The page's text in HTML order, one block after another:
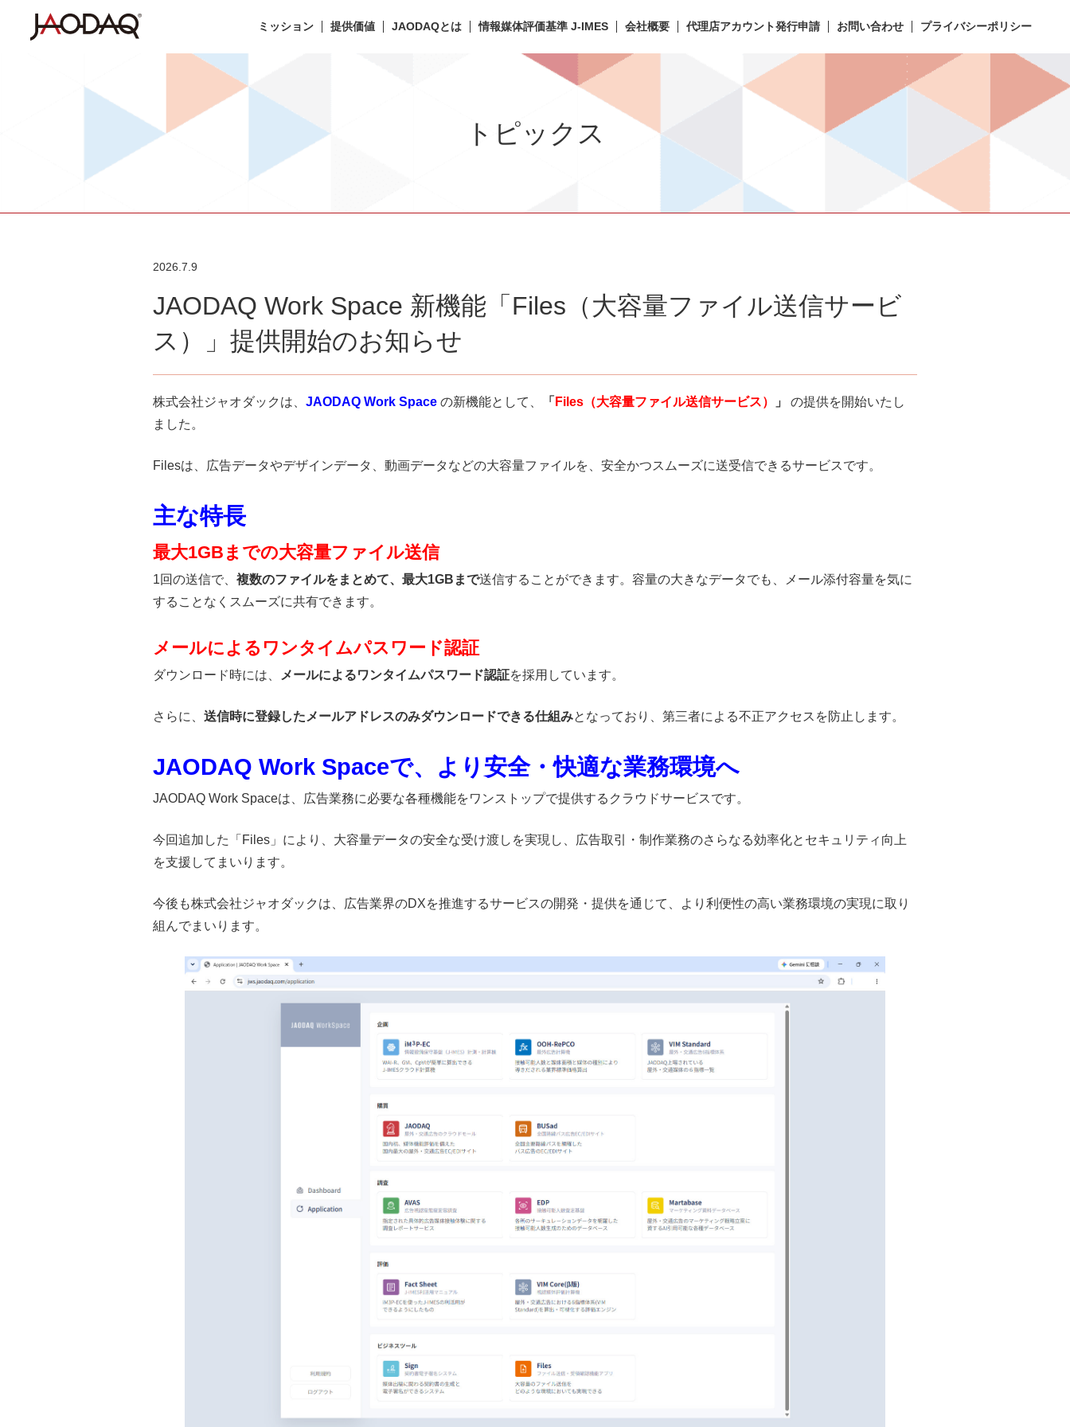
ミッション 提供価値 JAODAQとは 情報媒体評価基準 J-IMES 会社概要 代理店アカウント発行申請 お問い合わせ プライバシーポリシー
トピックス
2026.7.9
JAODAQ Work Space 新機能「Files（大容量ファイル送信サービ
ス）」提供開始のお知らせ
株式会社ジャオダックは、 JAODAQ Work Space の新機能として、 「 Files（大容量ファイル送信サービス） 」
の提供を開始いたし
ました。
Filesは、広告データやデザインデータ、動画データなどの大容量ファイルを、安全かつスムーズに送受信できるサービスです。
主な特長
最大1GBまでの大容量ファイル送信
1回の送信で、 複数のファイルをまとめて、最大1GBまで送信することができます。容量の大きなデータでも、メール添付容量を気に
することなくスムーズに共有できます。
メールによるワンタイムパスワード認証
ダウンロード時には、 メールによるワンタイムパスワード認証を採用しています。
さらに、 送信時に登録したメールアドレスのみダウンロードできる仕組みとなっており、第三者による不正アクセスを防止します。
JAODAQ Work Spaceで、より安全・快適な業務環境へ
JAODAQ Work Spaceは、広告業務に必要な各種機能をワンストップで提供するクラウドサービスです。
今回追加した「Files」により、大容量データの安全な受け渡しを実現し、広告取引・制作業務のさらなる効率化とセキュリティ向上
を支援してまいります。
今後も株式会社ジャオダックは、広告業界のDXを推進するサービスの開発・提供を通じて、より利便性の高い業務環境の実現に取り
組んでまいります。